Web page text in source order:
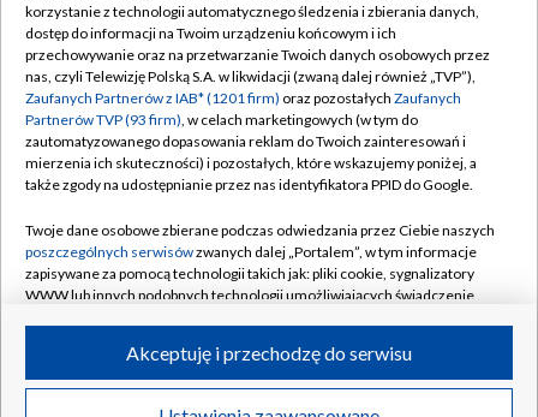
TVP
Abonament TVP
Emisja w TVP
Centrum informacji TVP
Naziemna Telewizja Cyfrowa
Rada Programowa
System NOS
Informacje o nadawcy
Program dla prasy
Regulamin TVP
Polityka prywatności
Moje zgody
Pomoc
Kontakt
Kanały
©2026 Telewizja Polska S.A. w likwidacji
korzystanie z technologii automatycznego śledzenia i zbierania danych,
dostęp do informacji na Twoim urządzeniu końcowym i ich
przechowywanie oraz na przetwarzanie Twoich danych osobowych przez
nas, czyli Telewizję Polską S.A. w likwidacji (zwaną dalej również „TVP”),
Zaufanych Partnerów z IAB* (1201 firm) oraz pozostałych Zaufanych
Partnerów TVP (93 firm), w celach marketingowych (w tym do
zautomatyzowanego dopasowania reklam do Twoich zainteresowań i
mierzenia ich skuteczności) i pozostałych, które wskazujemy poniżej, a
także zgody na udostępnianie przez nas identyfikatora PPID do Google.
Twoje dane osobowe zbierane podczas odwiedzania przez Ciebie naszych
poszczególnych serwisówzwanych dalej „Portalem”, w tym informacje
zapisywane za pomocą technologii takich jak: pliki cookie, sygnalizatory
WWW lub innych podobnych technologii umożliwiających świadczenie
ruchu w Internecie.
Twoje dane osobowe zbierane podczas odwiedzania przez Ciebie
Akceptuję i przechodzę do serwisu